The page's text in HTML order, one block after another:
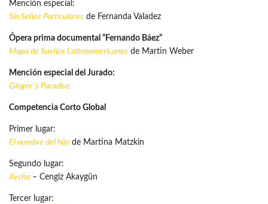
Mención especial:
Sin Señas Particulares de Fernanda Valadez
Ópera prima documental “Fernando Báez”
Mapa de Sueños Latinoamericanos de Martin Weber
Mención especial del Jurado:
Ginger´s Paradise
Competencia Corto Global
Primer lugar:
El nombre del hijo de Martina Matzkin
Segundo lugar:
Aysha – Cengiz Akaygün
Tercer lugar: